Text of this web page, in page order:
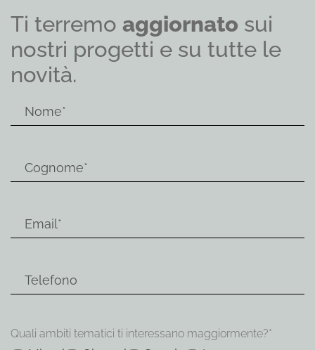
Ti terremo aggiornato sui
nostri progetti e su tutte le
novità.
Quali ambiti tematici ti interessano maggiormente?*